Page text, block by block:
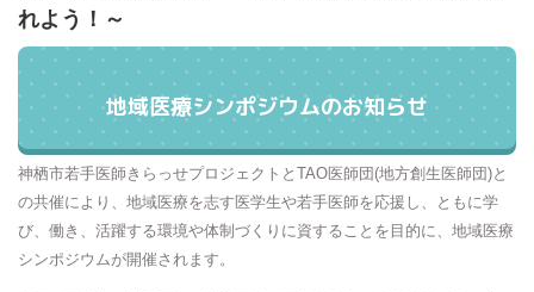
れよう！～​
地域医療シンポジウムのお知らせ
神栖市若手医師きらっせプロジェクトとTAO医師団(地方創生医師団)と
の共催により、地域医療を志す医学生や若手医師を応援し、ともに学
び、働き、活躍する環境や体制づくりに資することを目的に、地域医療
シンポジウムが開催されます。